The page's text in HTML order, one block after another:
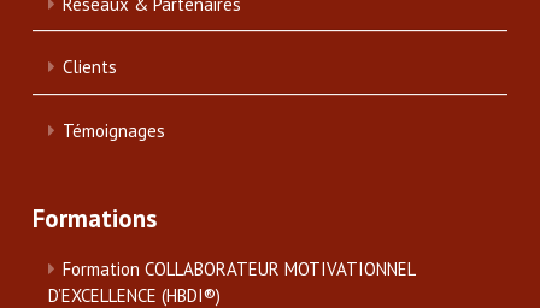
Clients
Témoignages
Formations
Formation COLLABORATEUR MOTIVATIONNEL
D’EXCELLENCE (HBDI®)